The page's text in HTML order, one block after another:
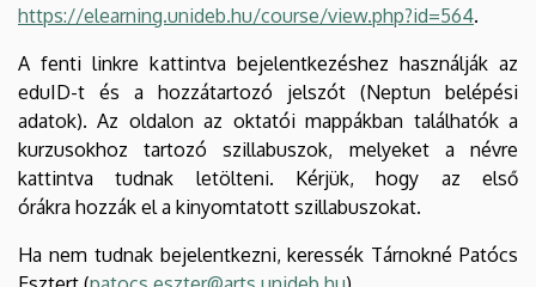
https://elearning.unideb.hu/course/view.php?id=564.
A fenti linkre kattintva bejelentkezéshez használják az
eduID-t és a hozzátartozó jelszót (Neptun belépési
adatok). Az oldalon az oktatói mappákban találhatók a
kurzusokhoz tartozó szillabuszok, melyeket a névre
kattintva tudnak letölteni. Kérjük, hogy az első
órákra hozzák el a kinyomtatott szillabuszokat.
Ha nem tudnak bejelentkezni, keressék Tárnokné Patócs